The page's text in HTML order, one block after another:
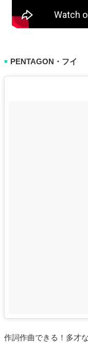
■ PENTAGON・フイ
作詞作曲できる！多才